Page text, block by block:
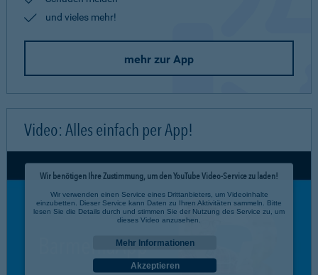
und vieles mehr!
mehr zur App
Video: Alles einfach per App!
Wir benötigen Ihre Zustimmung, um den YouTube Video-Service zu laden!
Wir verwenden einen Service eines Drittanbieters, um Videoinhalte
einzubetten. Dieser Service kann Daten zu Ihren Aktivitäten sammeln. Bitte
lesen Sie die Details durch und stimmen Sie der Nutzung des Service zu, um
dieses Video anzusehen.
Mehr Informationen
Akzeptieren